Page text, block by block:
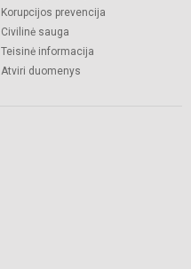
Korupcijos prevencija
Civilinė sauga
Teisinė informacija
Atviri duomenys